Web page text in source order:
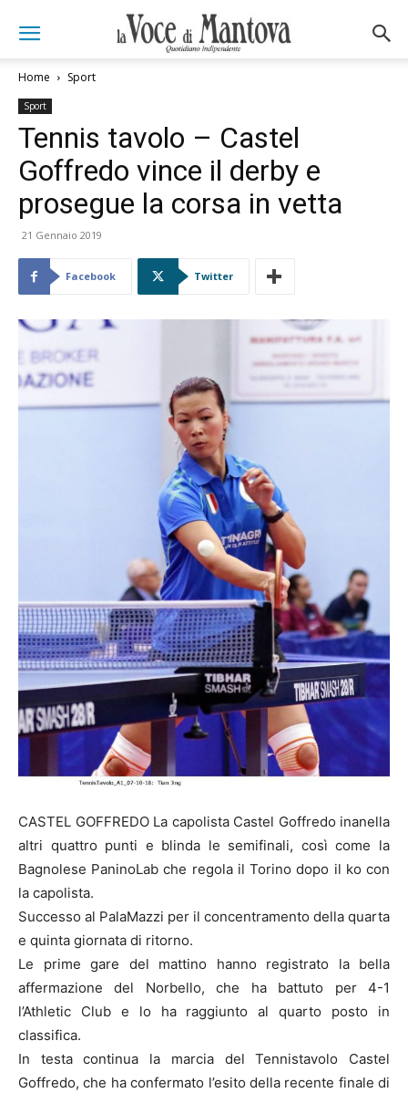
Home Sport
Sport
Tennis tavolo – Castel
Goffredo vince il derby e
prosegue la corsa in vetta
21 Gennaio 2019
Facebook Twitter
CASTEL GOFFREDO La capolista Castel Goffredo inanella
altri quattro punti e blinda le semifinali, così come la
Bagnolese PaninoLab che regola il Torino dopo il ko con
la capolista.
Successo al PalaMazzi per il concentramento della quarta
e quinta giornata di ritorno.
Le prime gare del mattino hanno registrato la bella
affermazione del Norbello, che ha battuto per 4-1
l’Athletic Club e lo ha raggiunto al quarto posto in
classifica.
In testa continua la marcia del Tennistavolo Castel
Goffredo, che ha confermato l’esito della recente finale di